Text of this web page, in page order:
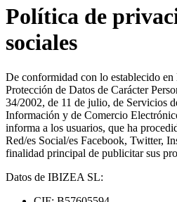
Search
Política de
sociales
De conformidad con lo establecido
Protección de Datos de Carácter
34/2002, de 11 de julio, de Servicios
Información y de Comercio
informa a los usuarios, que ha
Red/es Social/es Facebook, Twitter,
finalidad principal de publicitar sus
Datos de IBIZEA SL: